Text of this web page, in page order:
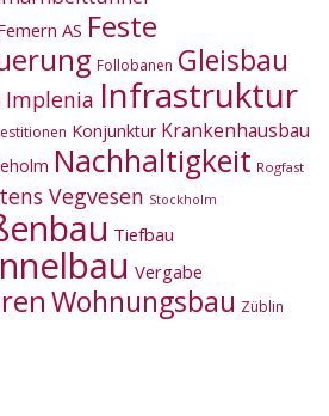
AS Feste
Follobanen Gleisbau
Implenia Infrastruktur
Konjunktur Krankenhausbau
Nachhaltigkeit Rogfast
Vegvesen Stockholm
Tiefbau
Vergabe
Wohnungsbau Züblin